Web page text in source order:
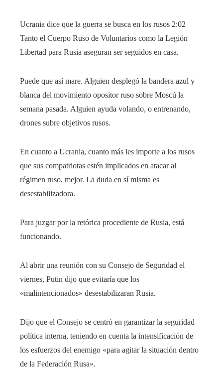
Ucrania dice que la guerra se busca en los rusos 2:02
Tanto el Cuerpo Ruso de Voluntarios como la Legión
Libertad para Rusia aseguran ser seguidos en casa.
Puede que así mare. Alguien desplegó la bandera azul y
blanca del movimiento opositor ruso sobre Moscú la
semana pasada. Alguien ayuda volando, o entrenando,
drones subre objetivos rusos.
En cuanto a Ucrania, cuanto más les importe a los rusos
que sus compatriotas estén implicados en atacar al
régimen ruso, mejor. La duda en sí misma es
desestabilizadora.
Para juzgar por la retórica procediente de Rusia, está
funcionando.
Al abrir una reunión con su Consejo de Seguridad el
viernes, Putin dijo que evitaría que los
«malintencionados» desestabilizaran Rusia.
Dijo que el Consejo se centró en garantizar la seguridad
política interna, teniendo en cuenta la intensificación de
los esfuerzos del enemigo «para agitar la situación dentro
de la Federación Rusa».